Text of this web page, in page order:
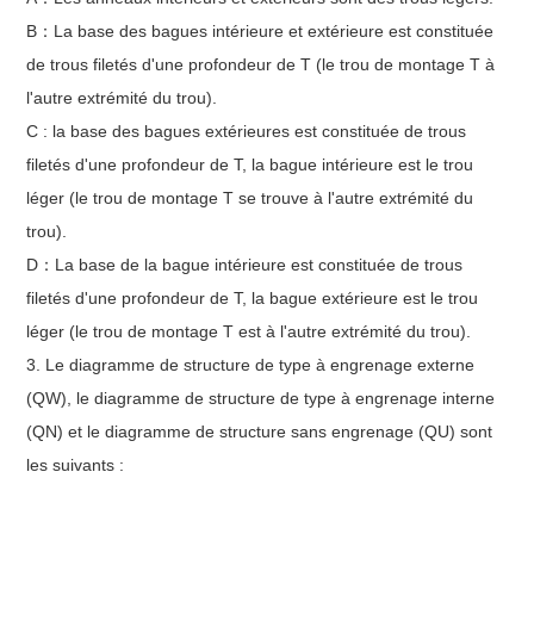
B：La base des bagues intérieure et extérieure est constituée
de trous filetés d'une profondeur de T (le trou de montage T à
l'autre extrémité du trou).
C : la base des bagues extérieures est constituée de trous
filetés d'une profondeur de T, la bague intérieure est le trou
léger (le trou de montage T se trouve à l'autre extrémité du
trou).
D：La base de la bague intérieure est constituée de trous
filetés d'une profondeur de T, la bague extérieure est le trou
léger (le trou de montage T est à l'autre extrémité du trou).
3. Le diagramme de structure de type à engrenage externe
(QW), le diagramme de structure de type à engrenage interne
(QN) et le diagramme de structure sans engrenage (QU) sont
les suivants :